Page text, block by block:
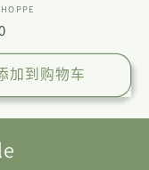
加到购物车